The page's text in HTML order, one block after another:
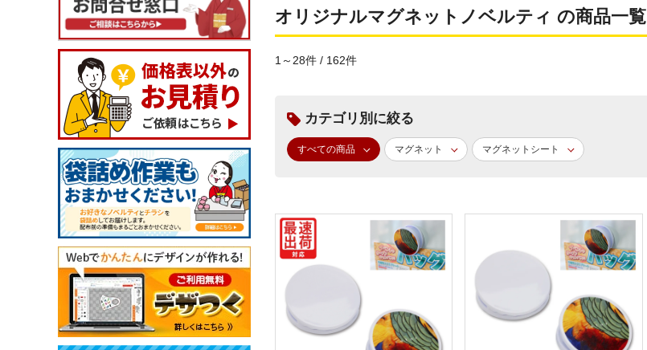
オリジナルマグネットノベルティ の商品一覧
1～28件 / 162件
カテゴリ別に絞る
すべての商品 マグネット マグネットシート